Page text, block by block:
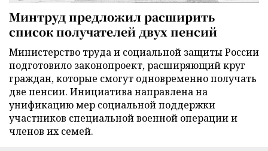
Минтруд предложил расширить
список получателей двух пенсий
Министерство труда и социальной защиты России
подготовило законопроект, расширяющий круг
граждан, которые смогут одновременно получать
две пенсии. Инициатива направлена на
унификацию мер социальной поддержки
участников специальной военной операции и
членов их семей.